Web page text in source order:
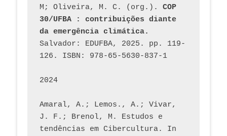
M; Oliveira, M. C. (org.). COP
30/UFBA : contribuições diante
da emergência climática.
Salvador: EDUFBA, 2025. pp. 119-
126. ISBN: 978-65-5630-837-1
2024
Amaral, A.; Lemos., A.; Vivar,
J. F.; Brenol, M. Estudos e
tendências em Cibercultura. In